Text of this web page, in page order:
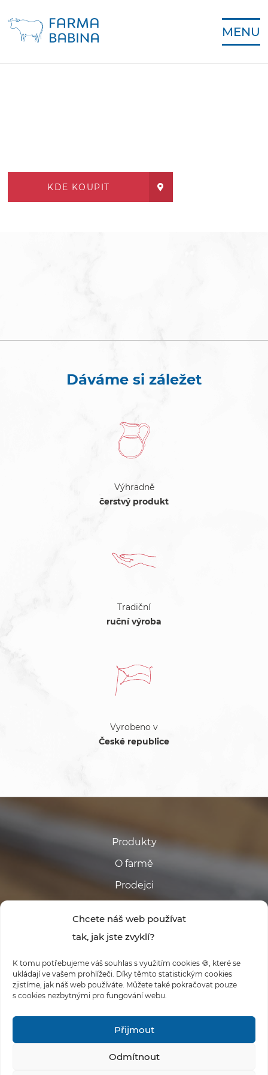
Chcete náš web používat
tak, jak jste zvyklí?
K tomu potřebujeme váš souhlas s využitím cookies 🍪, které se
ukládají ve vašem prohlížeči. Díky těmto statistickým cookies
zjistíme, jak náš web používáte. Můžete také pokračovat pouze
s cookies nezbytnými pro fungování webu.
Přijmout
Odmítnout
MENU
KDE KOUPIT
Dáváme si záležet
Výhradně
čerstvý produkt
Tradiční
ruční výroba
Vyrobeno v
České republice
Produkty
O farmě
Prodejci
#FARMABABINA